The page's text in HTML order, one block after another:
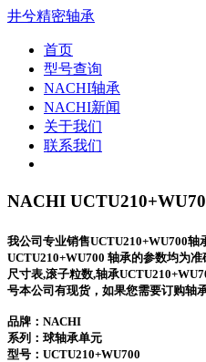
井兮精密轴承
首页
型号查询
NACHI轴承
NACHI新闻
关于我们
联系我们
NACHI
我公司专业销售UCTU210+WU700轴
UCTU210+WU700 轴承的参数均为
尺寸表,滚子粒数,轴承
号本公司有现货，如果您需要订购轴
品牌：NACHI
系列：球轴承单元
型号： UCTU210+WU700